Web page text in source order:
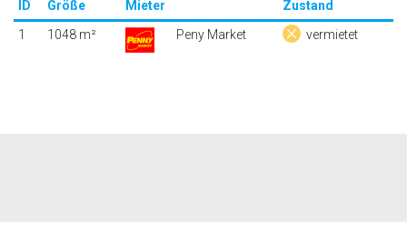
ID Größe Mieter
Zustand
1
1048 m² Peny Market vermietet